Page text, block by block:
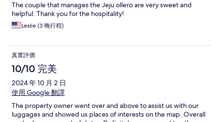
The couple that manages the Jeju ollero are very sweet and
helpful. Thank you for the hospitality!
Leslie (3 晚行程)
真實評價
10/10 完美
2024 年 10 月 2 日
使用 Google 翻譯
The property owner went over and above to assist us with our
luggages and showed us places of interests on the map. Overall